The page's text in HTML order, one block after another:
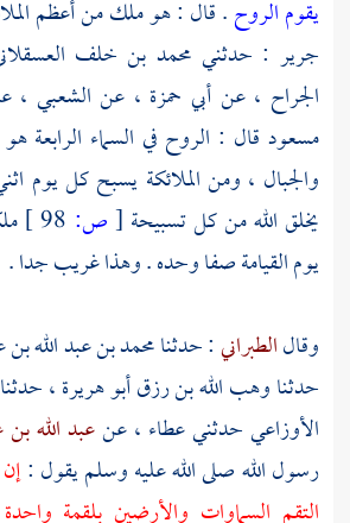
يقوم الروح. قال : هو ملك من أعظم
جرير : حدثني محمد بن خلف
الجراح ، عن أبي حمزة ، عن الشعبي ،
مسعود قال : الروح في السماء الرابعة
والجبال ، ومن الملائكة يسبح كل يوم
يخلق الله من كل تسبيحة [ص:
يوم القيامة صفا وحده . وهذا غريب جدا .
وقالالطبراني: حدثنامحمد بن عبد الله
حدثناوهب الله بن رزق أبو هريرة،
الأوزاعيحدثنيعطاء ، عنعبد الله
رسول الله صلى الله عليه وسلم يقول :
التقم السماوات والأرضين بلقمة